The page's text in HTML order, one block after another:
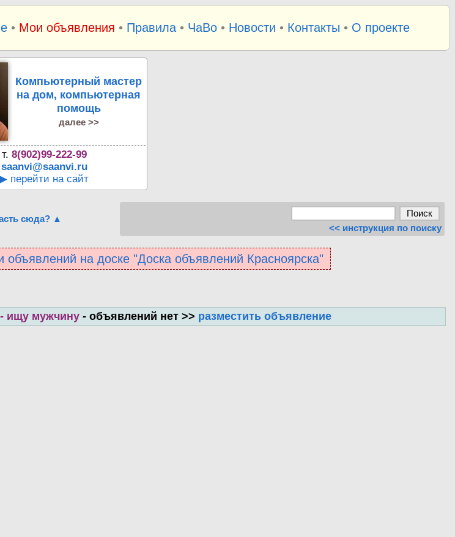
• Мои объявления • Правила• ЧаВо• Новости • Контакты • О проекте
Компьютерный мастер
на дом, компьютерная
помощь
далее >>
т. 8(902)99-222-99
saanvi@saanvi.ru
▶ перейти на сайт
сюда? ▲
<< инструкция по поиску
объявлений на доске "Доска объявлений Красноярска"
ищу мужчину - объявлений нет >> разместить объявление